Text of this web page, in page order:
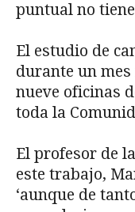
puntual no
El estudio de
durante un
nueve oficinas
toda la
El profesor de
este trabajo,
‘aunque de